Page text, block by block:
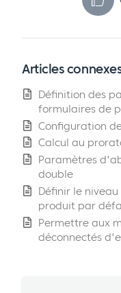
Articles
Définition des
formulaires de
Configuration
Calcul au
Paramètres
double
Définir le
produit par
Permettre aux
déconnectés